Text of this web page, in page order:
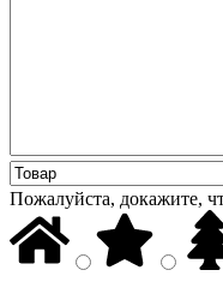
Пожалуйста, докажите,